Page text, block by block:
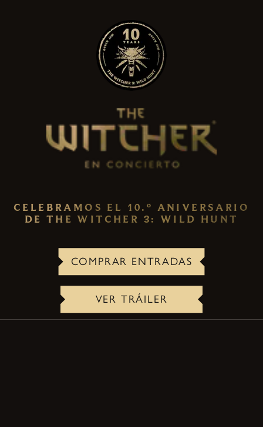
CELEBRAMOS EL 10.º ANIVERSARIO
DE THE WITCHER 3: WILD HUNT
COMPRAR ENTRADAS
VER TRÁILER